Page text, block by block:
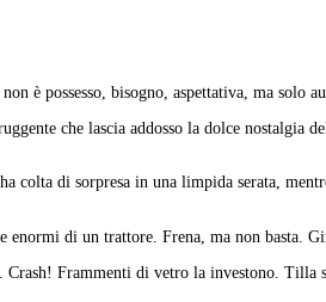
è possesso, bisogno, aspettativa, ma solo
che lascia addosso la dolce
colta di sorpresa in una limpida serata,
enormi di un trattore. Frena, ma non basta.
Crash! Frammenti di vetro la investono. Tilla